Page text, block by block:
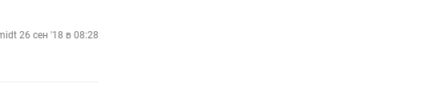
26 сен '18 в 08:28